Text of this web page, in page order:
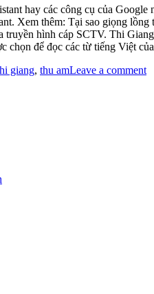
hay các công cụ của
Xem thêm: Tại sao giọng
hình cáp SCTV. Thi
chọn để đọc các từ tiếng Việt
giang, thu amLeave a comment